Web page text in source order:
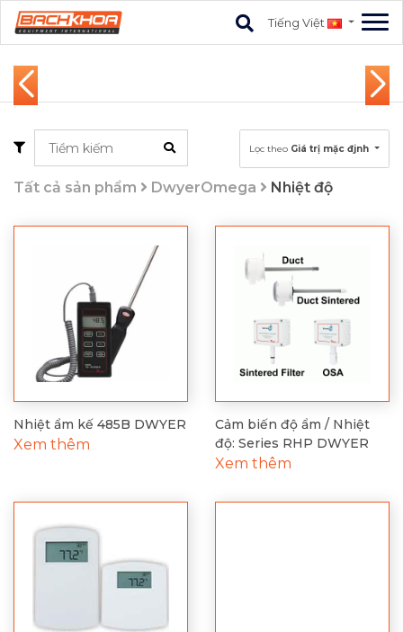
Tiếng Việt
Lọc theo Giá trị mặc đjnh
Tất cả sản phẩm DwyerOmega Nhiệt độ
Nhiệt ẩm kế 485B DWYER
Xem thêm
Cảm biến độ ẩm / Nhiệt
độ: Series RHP DWYER
Xem thêm